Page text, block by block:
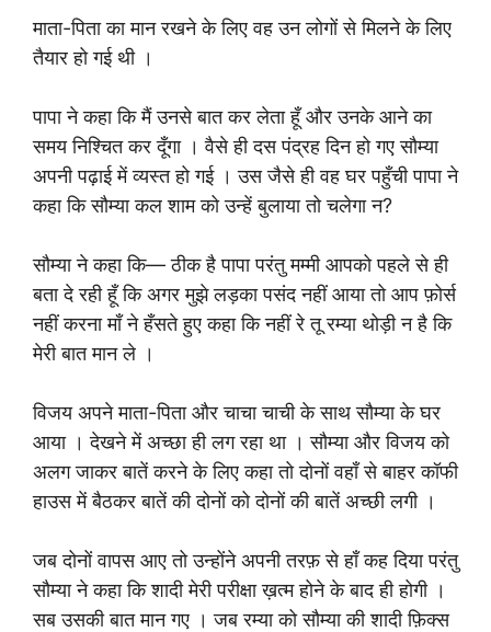
माता-पिता का मान रखने के लिए वह उन लोगों से मिलने के लिए
तैयार हो गई थी ।
पापा ने कहा कि मैं उनसे बात कर लेता हूँ और उनके आने का
समय निश्चित कर दूँगा । वैसे ही दस पंद्रह दिन हो गए सौम्या
अपनी पढ़ाई में व्यस्त हो गई । उस जैसे ही वह घर पहुँची पापा ने
कहा कि सौम्या कल शाम को उन्हें बुलाया तो चलेगा न?
सौम्या ने कहा कि— ठीक है पापा परंतु मम्मी आपको पहले से ही
बता दे रही हूँ कि अगर मुझे लड़का पसंद नहीं आया तो आप फ़ोर्स
नहीं करना माँ ने हँसते हुए कहा कि नहीं रे तू रम्या थोड़ी न है कि
मेरी बात मान ले ।
विजय अपने माता-पिता और चाचा चाची के साथ सौम्या के घर
आया । देखने में अच्छा ही लग रहा था । सौम्या और विजय को
अलग जाकर बातें करने के लिए कहा तो दोनों वहाँ से बाहर कॉफी
हाउस में बैठकर बातें की दोनों को दोनों की बातें अच्छी लगी ।
जब दोनों वापस आए तो उन्होंने अपनी तरफ़ से हाँ कह दिया परंतु
सौम्या ने कहा कि शादी मेरी परीक्षा ख़त्म होने के बाद ही होगी ।
सब उसकी बात मान गए । जब रम्या को सौम्या की शादी फ़िक्स